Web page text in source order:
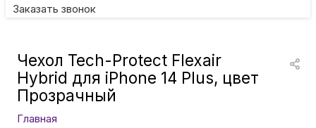
Заказать звонок
Умные кольца
Чехол Tech-Protect Flexair
Hybrid для iPhone 14 Plus, цвет
Прозрачный
Главная